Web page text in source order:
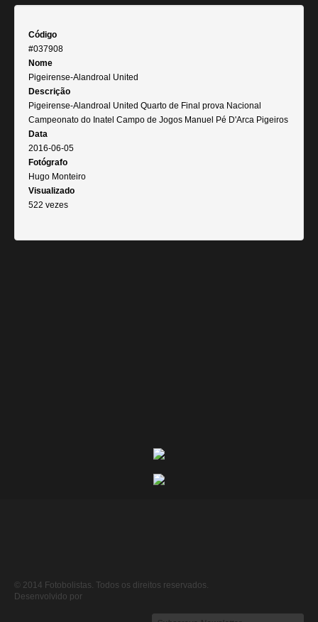
Código
#037908
Nome
Pigeirense-Alandroal United
Descrição
Pigeirense-Alandroal United Quarto de Final prova Nacional
Campeonato do Inatel Campo de Jogos Manuel Pé D'Arca Pigeiros
Data
2016-06-05
Fotógrafo
Hugo Monteiro
Visualizado
522 vezes
© 2014 Fotobolistas. Todos os direitos reservados.
Desenvolvido por